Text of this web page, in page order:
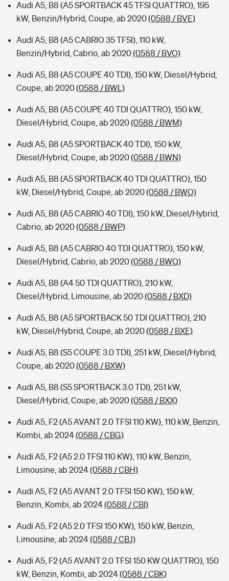
Audi A5, B8 (A5 SPORTBACK 45 TFSI QUATTRO), 195
kW, Benzin/Hybrid, Coupe, ab 2020(0588 / BVE)
Audi A5, B8 (A5 CABRIO 35 TFSI), 110 kW,
Benzin/Hybrid, Cabrio, ab 2020(0588 / BVO)
Audi A5, B8 (A5 COUPE 40 TDI), 150 kW, Diesel/Hybrid,
Coupe, ab 2020(0588 / BWL)
Audi A5, B8 (A5 COUPE 40 TDI QUATTRO), 150 kW,
Diesel/Hybrid, Coupe, ab 2020(0588 / BWM)
Audi A5, B8 (A5 SPORTBACK 40 TDI), 150 kW,
Diesel/Hybrid, Coupe, ab 2020(0588 / BWN)
Audi A5, B8 (A5 SPORTBACK 40 TDI QUATTRO), 150
kW, Diesel/Hybrid, Coupe, ab 2020(0588 / BWO)
Audi A5, B8 (A5 CABRIO 40 TDI), 150 kW, Diesel/Hybrid,
Cabrio, ab 2020(0588 / BWP)
Audi A5, B8 (A5 CABRIO 40 TDI QUATTRO), 150 kW,
Diesel/Hybrid, Cabrio, ab 2020(0588 / BWQ)
Audi A5, B8 (A4 50 TDI QUATTRO), 210 kW,
Diesel/Hybrid, Limousine, ab 2020(0588 / BXD)
Audi A5, B8 (A5 SPORTBACK 50 TDI QUATTRO), 210
kW, Diesel/Hybrid, Coupe, ab 2020(0588 / BXE)
Audi A5, B8 (S5 COUPE 3.0 TDI), 251 kW, Diesel/Hybrid,
Coupe, ab 2020(0588 / BXW)
Audi A5, B8 (S5 SPORTBACK 3.0 TDI), 251 kW,
Diesel/Hybrid, Coupe, ab 2020(0588 / BXX)
Audi A5, F2 (A5 AVANT 2.0 TFSI 110 KW), 110 kW, Benzin,
Kombi, ab 2024(0588 / CBG)
Audi A5, F2 (A5 2.0 TFSI 110 KW), 110 kW, Benzin,
Limousine, ab 2024(0588 / CBH)
Audi A5, F2 (A5 AVANT 2.0 TFSI 150 KW), 150 kW,
Benzin, Kombi, ab 2024(0588 / CBI)
Audi A5, F2 (A5 2.0 TFSI 150 KW), 150 kW, Benzin,
Limousine, ab 2024(0588 / CBJ)
Audi A5, F2 (A5 AVANT 2.0 TFSI 150 KW QUATTRO), 150
kW, Benzin, Kombi, ab 2024(0588 / CBK)